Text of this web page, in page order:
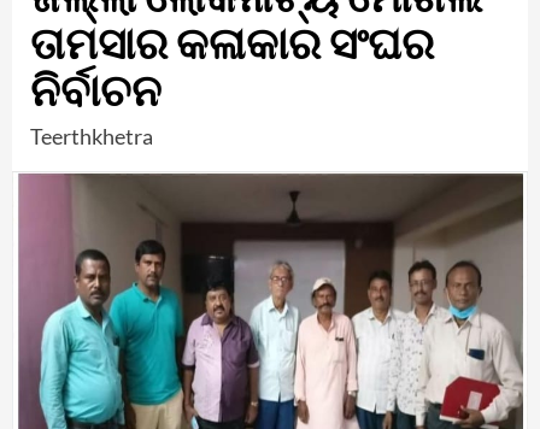
ତାମସାର କଳାକାର ସଂଘର
ନିର୍ବାଚନ
Teerthkhetra